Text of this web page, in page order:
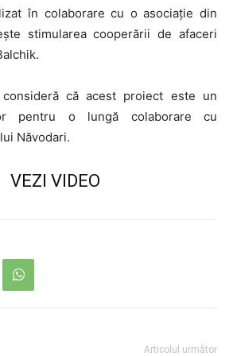
în colaborare cu o asociație din
stimularea cooperării de afaceri
că acest proiect este un
pentru o lungă colaborare cu
Năvodari.
VEZI VIDEO
Articolul următor